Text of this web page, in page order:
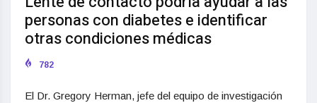
personas con diabetes e identificar
otras condiciones médicas
782
El Dr. Gregory Herman, jefe del equipo de investigación